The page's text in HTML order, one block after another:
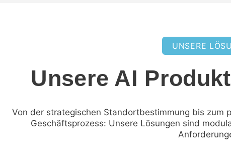
UNSERE
Unsere AI
Von der strategischen Standortbestimmung bis zum
Geschäftsprozess: Unsere Lösungen sind